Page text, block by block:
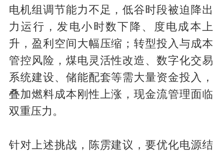
电机组调节能力不足，低谷时段被迫降出
力运行，发电小时数下降、度电成本上
升，盈利空间大幅压缩；转型投入与成本
管控风险，煤电灵活性改造、数字化交易
系统建设、储能配套等需大量资金投入，
叠加燃料成本刚性上涨，现金流管理面临
双重压力。
针对上述挑战，陈雳建议，要优化电源结